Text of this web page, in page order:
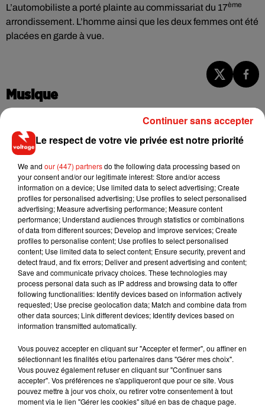
L’automobiliste a porté plainte au commissariat du 17ème
arrondissement. L’homme ainsi que les deux femmes ont été
placées en garde à vue.
Musique
Fred again.. et Latin Mafia dévoilent enfin
leur mixtape créée en...
31 juillet 2026
Swedish House Mafia et Lykke Li
dévoilent « Happiness Is So Sad »
31 juillet 2026
David Guetta et Carl Cox signent un B2B
historique à Ibiza
31 juillet 2026
Angèle officialise la sortie de "Run" avec
Amelie Lens
Le respect de votre vie privée est notre priorité
We and our (447) partnersdo the following data processing based on
your consent and/or our legitimate interest: Store and/or access
information on a device; Use limited data to select advertising; Create
profiles for personalised advertising; Use profiles to select personalised
advertising; Measure advertising performance; Measure content
performance; Understand audiences through statistics or combinations
of data from different sources; Develop and improve services; Create
profiles to personalise content; Use profiles to select personalised
content; Use limited data to select content; Ensure security, prevent and
detect fraud, and fix errors; Deliver and present advertising and content;
Save and communicate privacy choices. These technologies may
process personal data such as IP address and browsing data to offer
following functionalities: Identify devices based on information actively
requested; Use precise geolocation data; Match and combine data from
other data sources; Link different devices; Identify devices based on
information transmitted automatically.
Vous pouvez accepter en cliquant sur "Accepter et fermer", ou affiner en
sélectionnant les finalités et/ou partenaires dans "Gérer mes choix".
Vous pouvez également refuser en cliquant sur "Continuer sans
accepter". Vos préférences ne s'appliqueront que pour ce site. Vous
pouvez mettre à jour vos choix, ou retirer votre consentement à tout
moment via le lien "Gérer les cookies" situé en bas de chaque page.
Continuer sans accepter